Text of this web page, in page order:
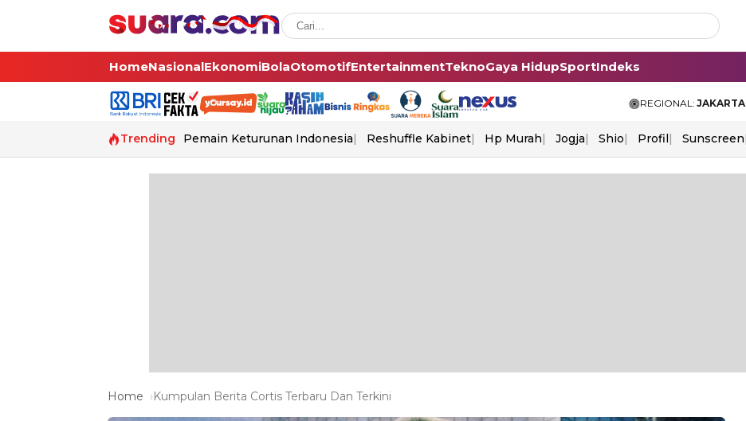
HomeNasionalEkonomiBolaOtomotifEntertainmentTeknoGaya HidupSportIndeks
REGIONAL: JAKARTA
Trending Pemain Keturunan Indonesia Reshuffle Kabinet Hp Murah Jogja Shio Profil Sunscreen
Home Kumpulan Berita Cortis Terbaru Dan Terkini